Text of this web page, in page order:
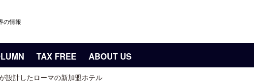
の情報
TAX FREE ABOUT US
設計したローマの新加盟ホテル